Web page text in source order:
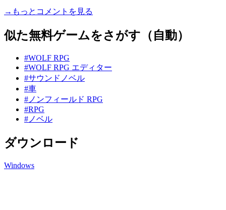
→もっとコメントを見る
似た無料ゲームをさがす（自動）
#WOLF RPG
#WOLF RPG エディター
#サウンドノベル
#車
#ノンフィールド RPG
#RPG
#ノベル
ダウンロード
Windows